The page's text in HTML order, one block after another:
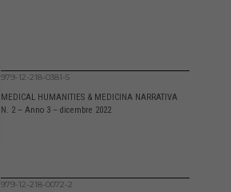
979-12-218-0381-5
MEDICAL HUMANITIES & MEDICINA NARRATIVA
N. 2 – Anno 3 – dicembre 2022
979-12-218-0072-2